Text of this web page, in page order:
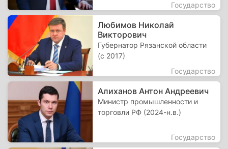
Государство
Любимов Николай
Викторович
Губернатор Рязанской области
(с 2017)
Государство
Алиханов Антон Андреевич
Министр промышленности и
торговли РФ (2024-н.в.)
Государство